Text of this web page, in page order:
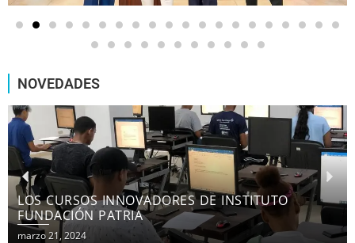
NOVEDADES
LOS CURSOS INNOVADORES DE INSTITUTO
FUNDACIÓN PATRIA
marzo 21, 2024